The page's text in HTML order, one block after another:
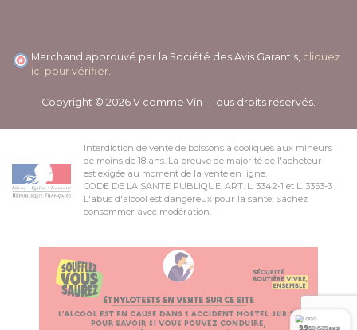
Marchand approuvé par la Société des Avis Garantis, cliquez
ici pour vérifier.
Copyright © 2026 V comme Vin - Tous droits réservés.
Interdiction de vente de boissons alcooliques aux mineurs
de moins de 18 ans. La preuve de majorité de l'acheteur
est exigée au moment de la vente en ligne.
CODE DE LA SANTE PUBLIQUE, ART. L. 3342-1 et L. 3353-3
L'abus d'alcool est dangereux pour la santé. Sachez
consommer avec modération.
9.9/10 (539 avis)